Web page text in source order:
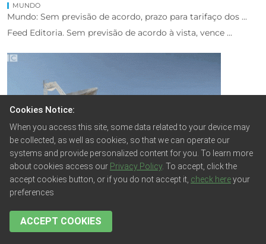
MUNDO
Mundo: Sem previsão de acordo, prazo para tarifaço dos ...
Feed Editoria. Sem previsão de acordo à vista, vence ...
MUNDO
Feed Editoria. O governo brasileiro decidiu enviar 48 ...
Cookies Notice:
When you access this site, some data related to your device may
be collected, as well as cookies, so that we can operate our
systems and provide personalized content for you. To learn more
about cookies access our Privacy Policy. To accept, click the
accept cookies button, or if you do not accept it, check hereyour
preferences
ACCEPT COOKIES